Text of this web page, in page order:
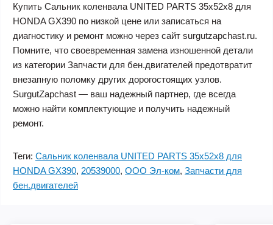
Купить Сальник коленвала UNITED PARTS 35х52х8 для
HONDA GX390 по низкой цене или записаться на
диагностику и ремонт можно через сайт surgutzapchast.ru.
Помните, что своевременная замена изношенной детали
из категории Запчасти для бен.двигателей предотвратит
внезапную поломку других дорогостоящих узлов.
SurgutZapchast — ваш надежный партнер, где всегда
можно найти комплектующие и получить надежный
ремонт.
Теги: Сальник коленвала UNITED PARTS 35х52х8 для
HONDA GX390, 20539000, ООО Эл-ком, Запчасти для
бен.двигателей